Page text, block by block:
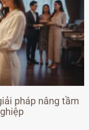
pháp nâng tầm